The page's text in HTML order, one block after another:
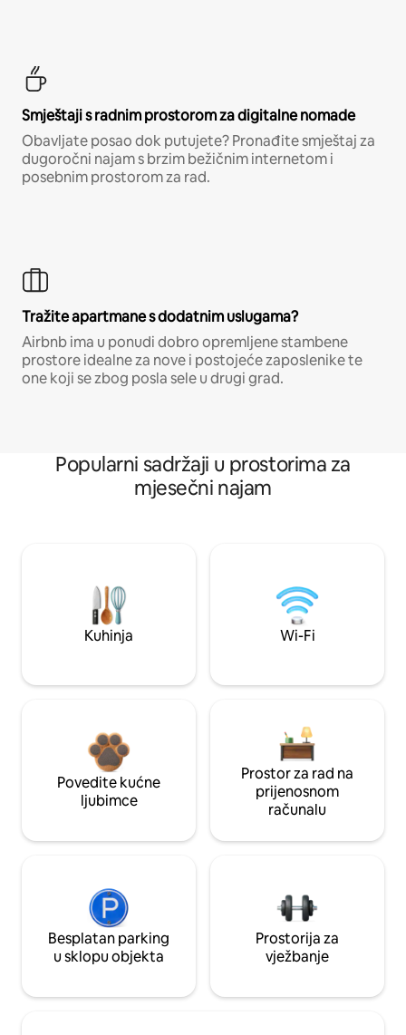
Smještaji s radnim prostorom za digitalne nomade
Obavljate posao dok putujete? Pronađite smještaj za
dugoročni najam s brzim bežičnim internetom i
posebnim prostorom za rad.
Tražite apartmane s dodatnim uslugama?
Airbnb ima u ponudi dobro opremljene stambene
prostore idealne za nove i postojeće zaposlenike te
one koji se zbog posla sele u drugi grad.
Popularni sadržaji u prostorima za
mjesečni najam
Kuhinja Wi-Fi
Povedite kućne
ljubimce
Prostor za rad na
prijenosnom
računalu
Besplatan parking
u sklopu objekta
Prostorija za
vježbanje